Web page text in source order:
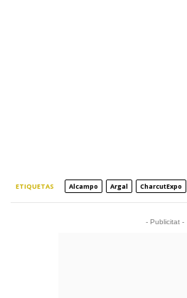
ETIQUETAS Alcampo Argal CharcutExpo
- Publicitat -